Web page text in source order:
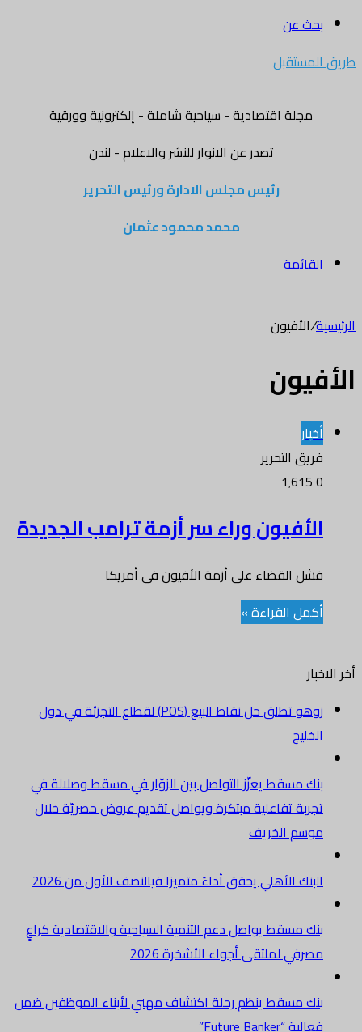
بحث عن
طريق المستقبل
مجلة اقتصادية - سياحية شاملة - إلكترونية وورقية
تصدر عن الانوار للنشر والاعلام - لندن
رئيس مجلس الادارة ورئيس التحرير
محمد محمود عثمان
القائمة
الرئيسية/الأفيون
الأفيون
أخبار
فريق التحرير
0
الأفيون وراء سر أزمة ترامب الجديدة
فشل القضاء على أزمة الأفيون فى أمريكا
أكمل القراءة »
أخر الاخبار
زوهو تطلق حل نقاط البيع (POS) لقطاع التجزئة في دول
الخليج
بنك مسقط يعزّز التواصل بين الزوّار في مسقط وصلالة في
تجربة تفاعلية مبتكرة ويواصل تقديم عروض حصريّة خلال
موسم الخريف
البنك الأهلي يحقق أداءً متميزا فيالنصف الأول من 2026
بنك مسقط يواصل دعم التنمية السياحية والاقتصادية كراعٍ
مصرفي لملتقى أجواء الأشخرة 2026
بنك مسقط ينظم رحلة اكتشاف مهني لأبناء الموظفين ضمن
فعالية “Future Banker”